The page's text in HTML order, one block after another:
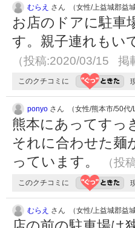
むらえ さん （女性/上益城郡益
お店のドアに駐車
す。親子連れもい
（投稿:2020/03/15 掲
このクチコミに
ponyo さん （女性/熊本市/50代/
熊本にあってすっ
それに合わせた麺
っています。
（投
このクチコミに
むらえ さん （女性/上益城郡益